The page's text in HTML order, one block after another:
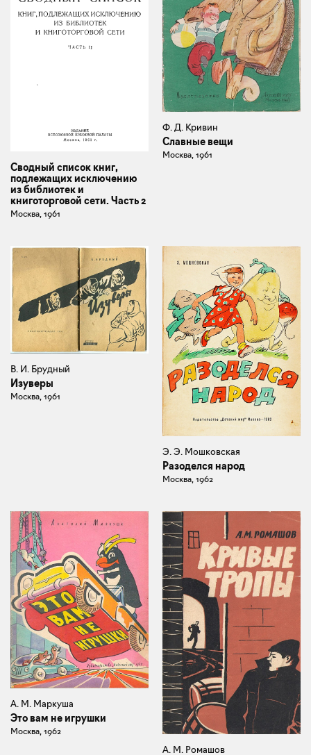
Сводный список книг,
подлежащих исключению
из библиотек и
книготорговой сети. Часть 2
Москва, 1961
Ф. Д. Кривин
Славные вещи
Москва, 1961
В. И. Брудный
Изуверы
Москва, 1961
Э. Э. Мошковская
Разоделся народ
Москва, 1962
А. М. Маркуша
Это вам не игрушки
Москва, 1962
А. М. Ромашов